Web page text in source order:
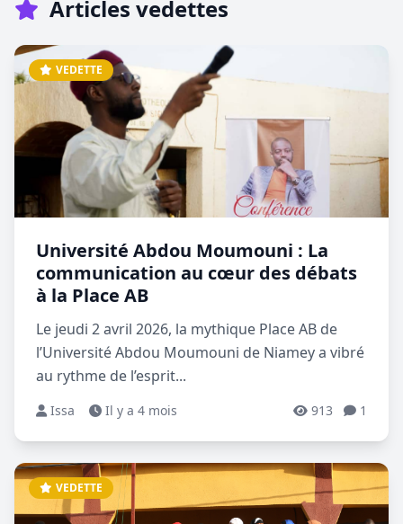
Articles vedettes
VEDETTE
Université Abdou Moumouni : La
communication au cœur des débats
à la Place AB
Le jeudi 2 avril 2026, la mythique Place AB de
l’Université Abdou Moumouni de Niamey a vibré
au rythme de l’esprit...
Issa Il y a 4 mois 913 1
VEDETTE